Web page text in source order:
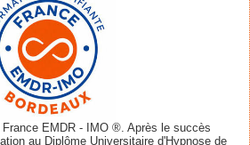
France EMDR - IMO ®. Après le succès
au Diplôme Universitaire d'Hypnose de